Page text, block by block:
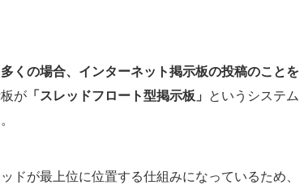
くの場合、インターネット掲示板の投稿のことを
が 「スレッドフロート型掲示板」 というシステム
ドが最上位に位置する仕組みになっているため、